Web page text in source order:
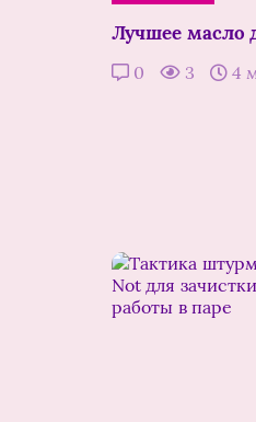
Лучшее масло
0 3 4